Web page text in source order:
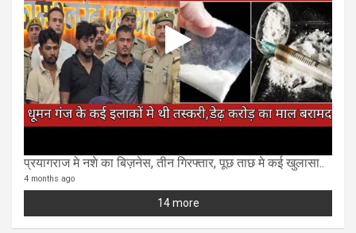
प्रयागराज मे नशे का बिज़नेस, तीन गिरफ्तार, पूछ ताछ मे कई खुलासा..
4 months ago
14 more